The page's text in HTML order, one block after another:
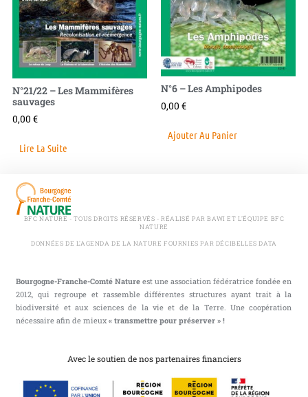
N°21/22 – Les Mammifères
sauvages
0,00 €
Lire La Suite
N°6 – Les Amphipodes
0,00 €
Ajouter Au Panier
BFC NATURE - TOUS DROITS RÉSERVÉS - RÉALISÉ PAR BAWI ET L'ÉQUIPE BFC
NATURE
DONNÉES DE L'AGENDA DE LA NATURE FOURNIES PAR DÉCIBELLES DATA
Bourgogne-Franche-Comté Nature est une association fédératrice fondée en
2012, qui regroupe et rassemble différentes structures ayant trait à la
biodiversité et aux sciences de la vie et de la Terre. Une coopération
nécessaire afin de mieux« transmettre pour préserver » !
Avec le soutien de nos partenaires financiers